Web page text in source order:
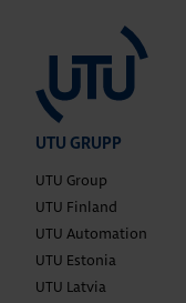
UTU GRUPP
UTU Group
UTU Finland
UTU Automation
UTU Estonia
UTU Latvia